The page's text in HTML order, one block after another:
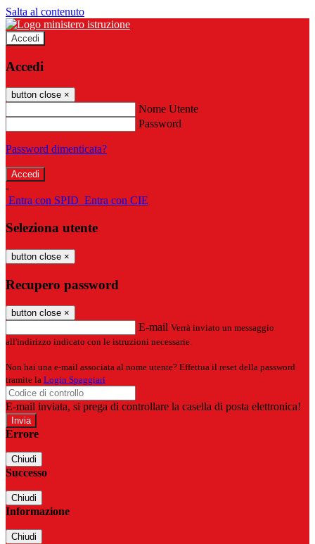
Salta al contenuto
Accedi
Accedi
button close ×
Nome Utente
Password
Password dimenticata?
-
Entra con SPID Entra con CIE
Seleziona utente
button close ×
Recupero password
button close ×
E-mail Verrà inviato un messaggio
all'indirizzo indicato con le istruzioni necessarie.
Non hai una e-mail associata al nome utente? Effettua il reset della password
tramite la Login Spaggiari
E-mail inviata, si prega di controllare la casella di posta elettronica!
Errore
Chiudi
Successo
Chiudi
Informazione
Chiudi